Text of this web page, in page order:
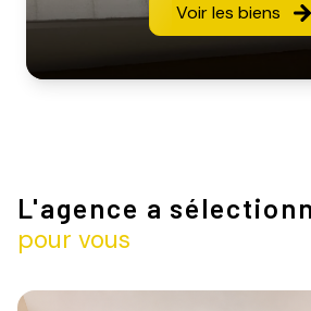
Voir les biens
L'agence a
pour vous